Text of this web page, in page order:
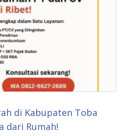
di Kabupaten Toba
dari Rumah!